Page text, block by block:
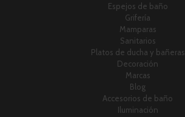
Espejos de baño
Grifería
Mamparas
Sanitarios
Platos de ducha y bañeras
Decoración
Marcas
Blog
Accesorios de baño
Iluminación